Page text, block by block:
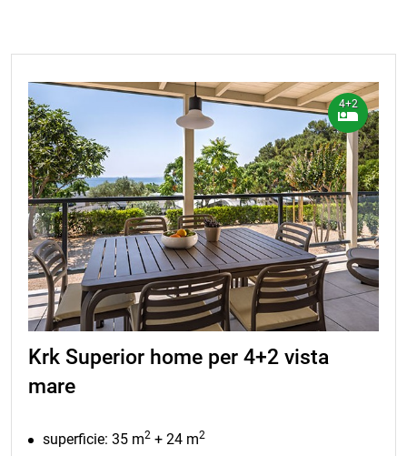
4+2
Krk Superior home per 4+2 vista
mare
superficie: 35 m2 + 24 m2